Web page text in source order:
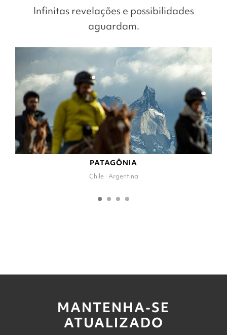
Infinitas revelações e possibilidades
aguardam.
PATAGÔNIA
Chile · Argentina
MANTENHA-SE
ATUALIZADO